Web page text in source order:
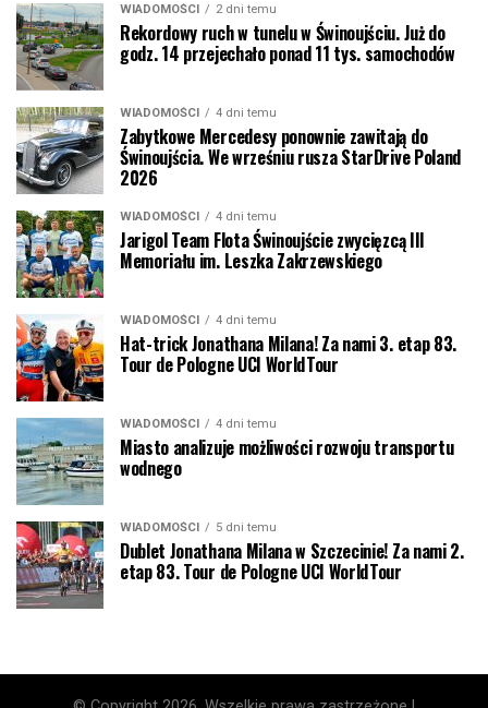
WIADOMOŚCI 2 dni temu
Rekordowy ruch w tunelu w Świnoujściu. Już do
godz. 14 przejechało ponad 11 tys. samochodów
WIADOMOŚCI 4 dni temu
Zabytkowe Mercedesy ponownie zawitają do
Świnoujścia. We wrześniu rusza StarDrive Poland
2026
WIADOMOŚCI 4 dni temu
Jarigol Team Flota Świnoujście zwycięzcą III
Memoriału im. Leszka Zakrzewskiego
WIADOMOŚCI 4 dni temu
Hat-trick Jonathana Milana! Za nami 3. etap 83.
Tour de Pologne UCI WorldTour
WIADOMOŚCI 4 dni temu
Miasto analizuje możliwości rozwoju transportu
wodnego
WIADOMOŚCI 5 dni temu
Dublet Jonathana Milana w Szczecinie! Za nami 2.
etap 83. Tour de Pologne UCI WorldTour